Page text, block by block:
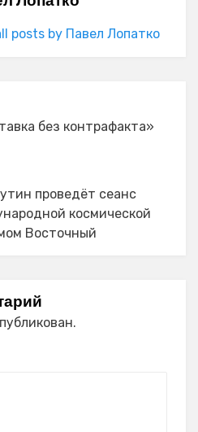
posts by Павел Лопатко
без контрафакта»
проведёт сеанс
космической
Восточный